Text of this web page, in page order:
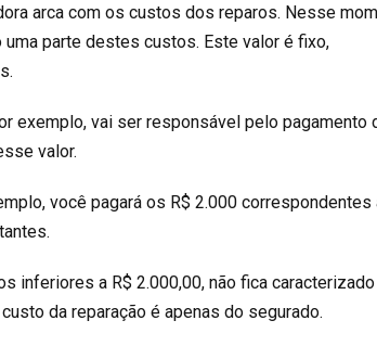
arca com os custos dos reparos. Nesse
parte destes custos. Este valor é fixo,
exemplo, vai ser responsável pelo pagamento
valor.
você pagará os R$ 2.000 correspondentes
inferiores a R$ 2.000,00, não fica caracterizado
da reparação é apenas do segurado.